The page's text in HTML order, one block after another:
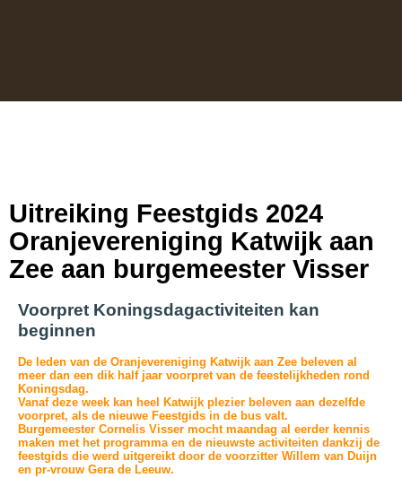
Uitreiking Feestgids 2024
Oranjevereniging Katwijk aan
Zee aan burgemeester Visser
Voorpret Koningsdagactiviteiten kan
beginnen
De leden van de Oranjevereniging Katwijk aan Zee beleven al
meer dan een dik half jaar voorpret van de feestelijkheden rond
Koningsdag.
Vanaf deze week kan heel Katwijk plezier beleven aan dezelfde
voorpret, als de nieuwe Feestgids in de bus valt.
Burgemeester Cornelis Visser mocht maandag al eerder kennis
maken met het programma en de nieuwste activiteiten dankzij de
feestgids die werd uitgereikt door de voorzitter Willem van Duijn
en pr-vrouw Gera de Leeuw.